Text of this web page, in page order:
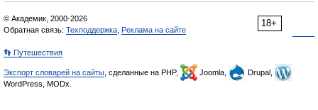
18+
© Академик, 2000-2026
Обратная связь: Техподдержка Реклама на сайте
👣 Путешествия
Экспорт словарей на сайты , сделанные на PHP, Joomla,
Drupal,
WordPress, MODx.